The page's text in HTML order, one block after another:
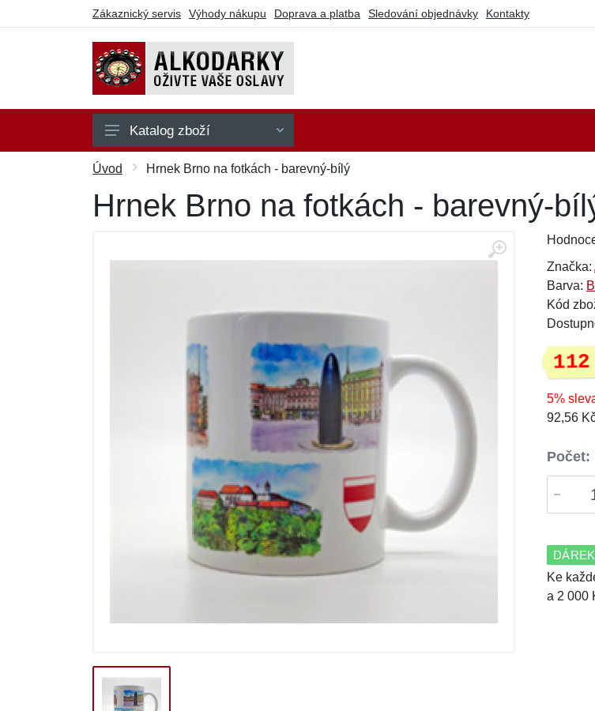
Zákaznický servis Výhody nákupu Doprava a platba Sledování objednávky Kontakty
Na hraní
Na party
Katalog zboží
Úvod Hrnek Brno na fotkách - barevný-bílý
Hrnek Brno na fotkách - barevný-
Značka:
Barva:
Kód
5%
92,56
Počet:
Ke
a 2 000